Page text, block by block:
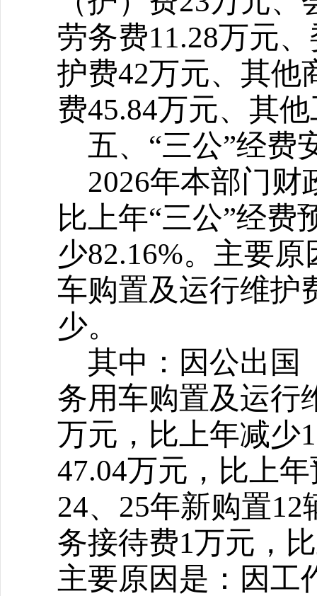
劳务费11.28万元
护费42万元、其他
费45.84万元、其
五、“三公”经费
2026年本部门财
比上年“三公”经费
少82.16%。主要原
车购置及运行维护
少。
其中：因公出国
务用车购置及运行
万元，比上年减少
47.04万元，比上
24、25年新购置
务接待费1万元，
主要原因是：因工